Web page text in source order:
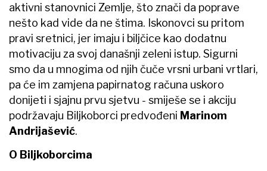
aktivni stanovnici Zemlje, što znači da poprave
nešto kad vide da ne štima. Iskonovci su pritom
pravi sretnici, jer imaju i biljčice kao dodatnu
motivaciju za svoj današnji zeleni istup. Sigurni
smo da u mnogima od njih čuče vrsni urbani vrtlari,
pa će im zamjena papirnatog računa uskoro
donijeti i sjajnu prvu sjetvu - smiješe se i akciju
podržavaju Biljkoborci predvođeni Marinom
Andrijašević.
O Biljkoborcima